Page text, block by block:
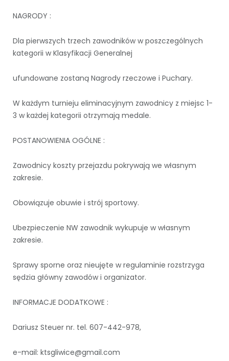
NAGRODY :
Dla pierwszych trzech zawodników w poszczególnych
kategorii w Klasyfikacji Generalnej
ufundowane zostaną Nagrody rzeczowe i Puchary.
W każdym turnieju eliminacyjnym zawodnicy z miejsc 1-
3 w każdej kategorii otrzymają medale.
POSTANOWIENIA OGÓLNE :
Zawodnicy koszty przejazdu pokrywają we własnym
zakresie.
Obowiązuje obuwie i strój sportowy.
Ubezpieczenie NW zawodnik wykupuje w własnym
zakresie.
Sprawy sporne oraz nieujęte w regulaminie rozstrzyga
sędzia główny zawodów i organizator.
INFORMACJE DODATKOWE :
Dariusz Steuer nr. tel. 607-442-978,
e-mail: ktsgliwice@gmail.com